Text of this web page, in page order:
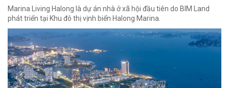
Marina Living Halong là dự án nhà ở xã hội đầu tiên do BIM Land
phát triển tại Khu đô thị vịnh biển Halong Marina.